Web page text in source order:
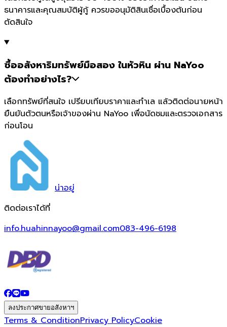
ธนาคารและคุณสมบัติผู้กู้ ควรขออนุมัติสินเชื่อเบื้องต้นก่อน
ตัดสินใจ
ซื้ออสังหาริมทรัพย์มือสอง ในหัวหิน ผ่าน NaYoo
ต้องทำอย่างไร?
เลือกทรัพย์ที่สนใจ เปรียบเทียบราคาและทำเล แล้วติดต่อนายหน้า
ยืนยันตัวตนหรือเจ้าของผ่าน NaYoo เพื่อนัดชมและตรวจเอกสาร
ก่อนโอน
น่าอยู่
ติดต่อเราได้ที่
info.huahinnayoo@gmail.com083-496-6198
ลงประกาศขายอสังหาฯ
Terms & ConditionPrivacy PolicyCookie